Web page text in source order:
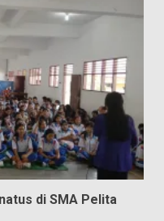
di SMA Pelita